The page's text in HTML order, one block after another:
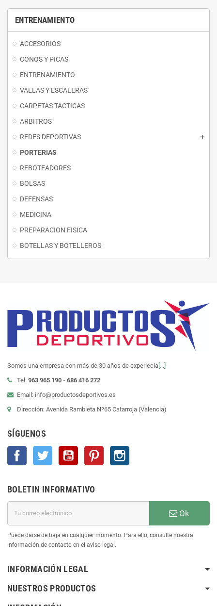
ENTRENAMIENTO
ACCESORIOS
CONOS Y PICAS
ENTRENAMIENTO
VALLAS Y ESCALERAS
CARPETAS TACTICAS
ARBITROS
REDES DEPORTIVAS
PORTERIAS
REBOTEADORES
BOLSAS
DEFENSAS
MEDICINA
PREPARACION FISICA
BOTELLAS Y BOTELLEROS
Somos una empresa con más de 30 años de experiecia [...]
Tel: 963 965 190 - 686 416 272
Email: info@productosdeportivos.es
Dirección: Avenida Rambleta Nº65 Catarroja (Valencia)
SÍGUENOS
Facebook Twitter YouTube Pinterest
BOLETIN INFORMATIVO
Ok
Puede darse de baja en cualquier momento. Para ello, consulte nuestra
información de contacto en el aviso legal.
INFORMACIÓN LEGAL
NUESTROS PRODUCTOS